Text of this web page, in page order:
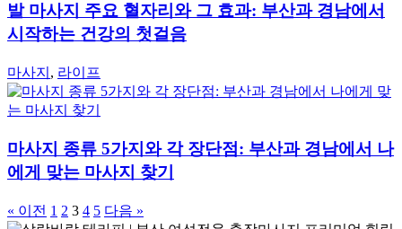
발 마사지 주요 혈자리와 그 효과: 부산과 경남에서
시작하는 건강의 첫걸음
마사지 , 라이프
마사지 종류 5가지와 각 장단점: 부산과 경남에서 나
에게 맞는 마사지 찾기
« 이전 1 2 3 4 5 다음 »